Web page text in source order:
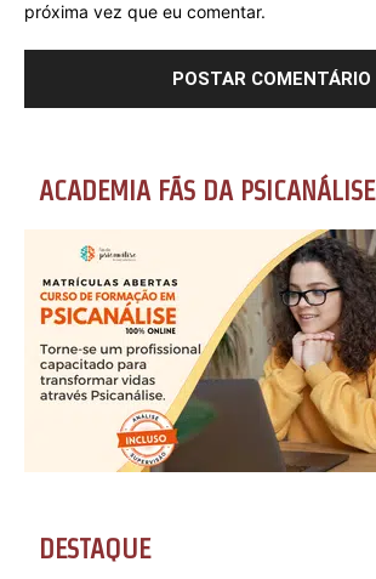
próxima vez que eu comentar.
ACADEMIA FÃS DA PSICANÁLISE
DESTAQUE